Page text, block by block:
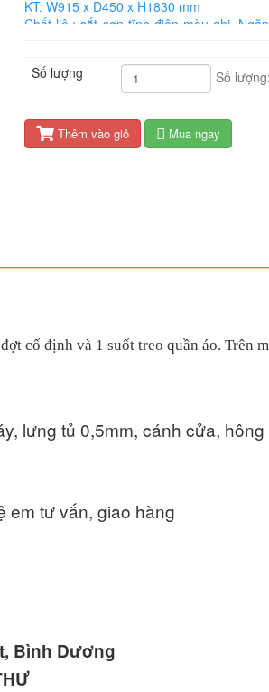
KT: W915 x D450 x H1830 mm
Chất liệu sắt sơn tĩnh điện màu ghi.
Số lượng
Số
Thêm vào giỏ Mua ngay
cố định và 1 suốt treo quần áo. Trên
lưng tủ 0,5mm, cánh cửa,
em tư vấn, giao hàng
Bình Dương